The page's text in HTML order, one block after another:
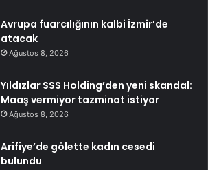
Avrupa fuarcılığının kalbi İzmir’de
atacak
Ağustos 8, 2026
Yıldızlar SSS Holding’den yeni skandal:
Maaş vermiyor tazminat istiyor
Ağustos 8, 2026
Arifiye’de gölette kadın cesedi
bulundu